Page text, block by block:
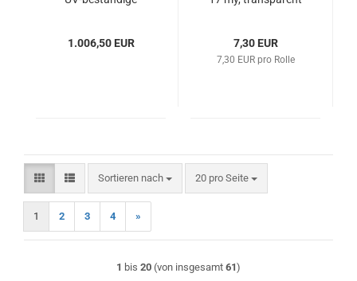
1.006,50 EUR 7,30 EUR
7,30 EUR pro Rolle
Sortieren nach
Sortieren nach 20 pro Seite
pro Seite
1 2 3 4 »
1 bis 20 (von insgesamt 61)